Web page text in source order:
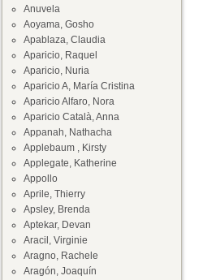
Anuvela
Aoyama, Gosho
Apablaza, Claudia
Aparicio, Raquel
Aparicio, Nuria
Aparicio A, María Cristina
Aparicio Alfaro, Nora
Aparicio Català, Anna
Appanah, Nathacha
Applebaum , Kirsty
Applegate, Katherine
Appollo
Aprile, Thierry
Apsley, Brenda
Aptekar, Devan
Aracil, Virginie
Aragno, Rachele
Aragón, Joaquín